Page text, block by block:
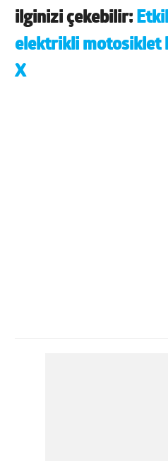
ilginizi çekebilir:
elektrikli motosiklet
X